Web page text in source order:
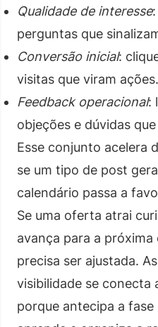
Qualidade de interesse
perguntas que
Conversão inicial:
visitas que viram ações.
Feedback operacional:
objeções e dúvidas
Esse conjunto acelera
se um tipo de post
calendário passa a
Se uma oferta atrai
avança para a próxima
precisa ser ajustada.
visibilidade se conecta
porque antecipa a fase